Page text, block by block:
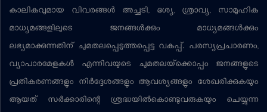
കാലികവുമായ വിവരങ്ങള്‍ അച്ചടി, ദൃശ്യ, ശ്രാവ്യ, സാമൂഹിക
മാധ്യമങ്ങളിലൂടെ ജനങ്ങള്‍ക്കും മാധ്യമങ്ങള്‍ക്കും
ലഭ്യമാക്കുന്നതിന് ചുമതലപ്പെടുത്തപ്പെട്ട വകുപ്പ്. പരസ്യപ്രചാരണം,
വ്യാപാരമേളകള്‍ എന്നിവയുടെ ചുമതലയ്‌ക്കൊപ്പം ജനങ്ങളുടെ
പ്രതികരണങ്ങളും നിര്‍ദ്ദേശങ്ങളും ആവശ്യങ്ങളും ശേഖരിക്കുകയും
ആയത് സര്‍ക്കാരിന്റെ ശ്രദ്ധയില്‍കൊണ്ടുവരുകയും ചെയ്യുന്ന